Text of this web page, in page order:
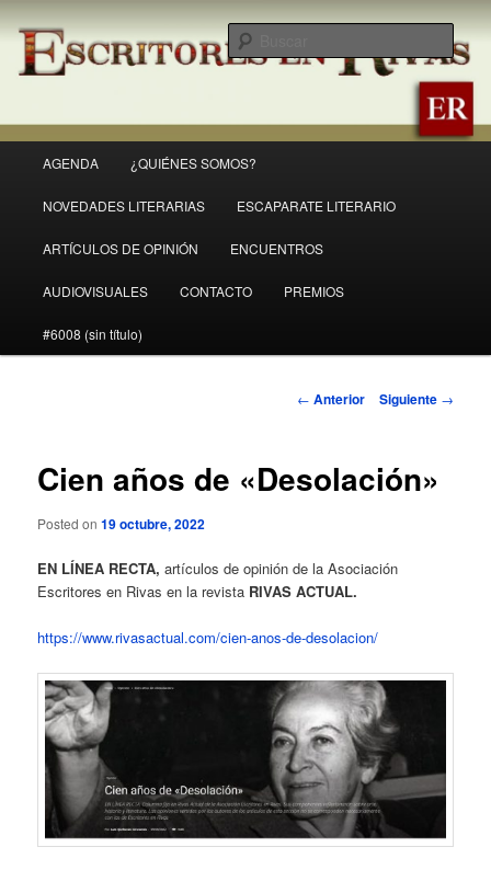
Ir
al
contenido
principal
Revista Escritores en Rivas
principal
AGENDA ¿QUIÉNES SOMOS?
NOVEDADES LITERARIAS ESCAPARATE LITERARIO
ARTÍCULOS DE OPINIÓN ENCUENTROS
AUDIOVISUALES CONTACTO PREMIOS
#6008 (sin título)
Navegación
← Anterior Siguiente →
Cien años de «Desolación»
Posted on19 octubre, 2022
EN LÍNEA RECTA,artículos de opinión de la Asociación
Escritores en Rivas en la revista RIVAS ACTUAL.
https://www.rivasactual.com/cien-anos-de-desolacion/